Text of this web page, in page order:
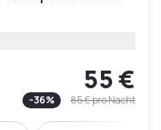
55 €
-36% 85 €pro Nacht